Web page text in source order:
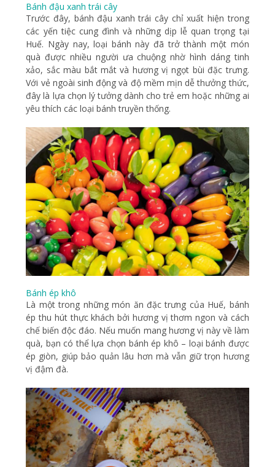
Bánh đậu xanh trái cây
Trước đây, bánh đậu xanh trái cây chỉ xuất hiện trong
các yến tiệc cung đình và những dịp lễ quan trọng tại
Huế. Ngày nay, loại bánh này đã trở thành một món
quà được nhiều người ưa chuộng nhờ hình dáng tinh
xảo, sắc màu bắt mắt và hương vị ngọt bùi đặc trưng.
Với vẻ ngoài sinh động và độ mềm mịn dễ thưởng thức,
đây là lựa chọn lý tưởng dành cho trẻ em hoặc những ai
yêu thích các loại bánh truyền thống.
Bánh ép khô
Là một trong những món ăn đặc trưng của Huế, bánh
ép thu hút thực khách bởi hương vị thơm ngon và cách
chế biến độc đáo. Nếu muốn mang hương vị này về làm
quà, bạn có thể lựa chọn bánh ép khô – loại bánh được
ép giòn, giúp bảo quản lâu hơn mà vẫn giữ trọn hương
vị đậm đà.